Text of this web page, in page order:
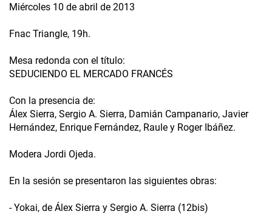
Miércoles 10 de abril de 2013
Fnac Triangle, 19h.
Mesa redonda con el título:
SEDUCIENDO EL MERCADO FRANCÉS
Con la presencia de:
Álex Sierra, Sergio A. Sierra, Damián Campanario, Javier
Hernández, Enrique Fernández, Raule y Roger Ibáñez.
Modera Jordi Ojeda.
En la sesión se presentaron las siguientes obras:
- Yokai, de Álex Sierra y Sergio A. Sierra (12bis)